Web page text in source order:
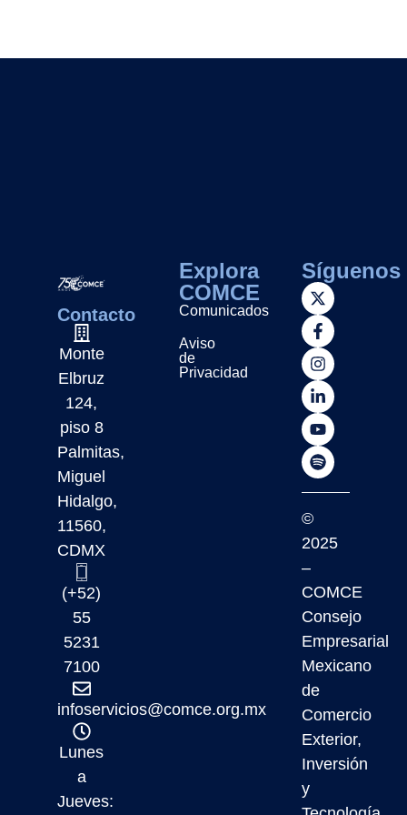
Contacto
Monte
Elbruz
124,
piso 8
Palmitas,
Miguel
Hidalgo,
11560,
CDMX
(+52)
55
5231
7100
infoservicios@comce.org.mx
Lunes
a
Jueves:
Explora
COMCE
Comunicados
Aviso
de
Privacidad
Síguenos
©
2025
–
COMCE
Consejo
Empresarial
Mexicano
de
Comercio
Exterior,
Inversión
y